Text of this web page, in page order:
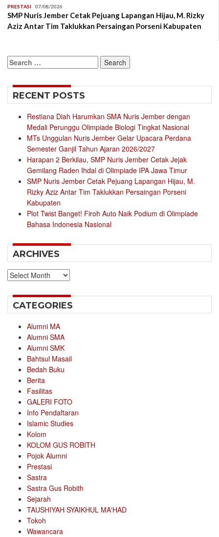
PRESTASI 07/08/2026
SMP Nuris Jember Cetak Pejuang Lapangan Hijau, M. Rizky
Aziz Antar Tim Taklukkan Persaingan Porseni Kabupaten
Search
for:
RECENT POSTS
Restiana Diah Harumkan SMA Nuris Jember dengan
Medali Perunggu Olimpiade Biologi Tingkat Nasional
MTs Unggulan Nuris Jember Gelar Upacara Perdana
Semester Ganjil Tahun Ajaran 2026/2027
Harapan 2 Berkilau, SMP Nuris Jember Cetak Jejak
Gemilang Raden Ihdal di Olimpiade IPA Jawa Timur
SMP Nuris Jember Cetak Pejuang Lapangan Hijau, M.
Rizky Aziz Antar Tim Taklukkan Persaingan Porseni
Kabupaten
Plot Twist Banget! Firoh Auto Naik Podium di Olimpiade
Bahasa Indonesia Nasional
ARCHIVES
Archives
CATEGORIES
Alumni MA
Alumni SMA
Alumni SMK
Bahtsul Masail
Bedah Buku
Berita
Fasilitas
GALERI FOTO
Info Pendaftaran
Islamic Studies
Kolom
KOLOM GUS ROBITH
Pojok Alumni
Prestasi
Sastra
Sastra Gus Robith
Sejarah
TAUSHIYAH SYAIKHUL MA'HAD
Tokoh
Wawancara